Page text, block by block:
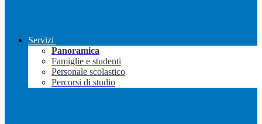
Servizi
Panoramica
Famiglie e studenti
Personale scolastico
Percorsi di studio